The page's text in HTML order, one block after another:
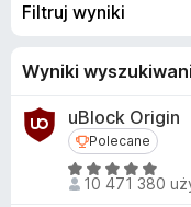
Filtruj wyniki
Wyniki
uBlock Origin
Polecane
Polecane
O
c
10 471 380